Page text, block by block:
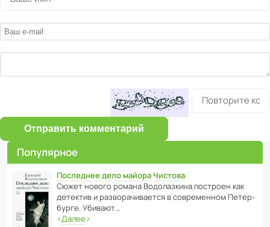
Отправить комментарий
Популярное
Последнее дело майора Чистова
Сюжет нового романа Водо­ла­з­кина пост­роен как
дете­ктив и разво­ра­чи­ва­ется в совре­менном Пете­р­
бурге. Убивают…
‹Далее›